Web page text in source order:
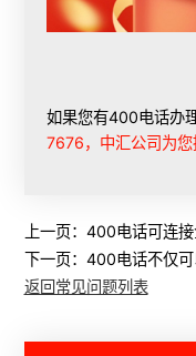
如果您有400电话办
7676，中汇公司为您
上一页： 400电话可连
下一页： 400电话不仅
返回常见问题列表